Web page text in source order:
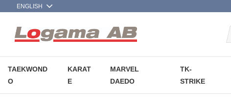
TAEKWOND
O
KARAT
E
MARVEL
DAEDO
TK-
STRIKE